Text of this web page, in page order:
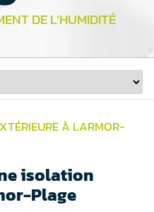
DE L’HUMIDITÉ
À LARMOR-
isolation
Plage